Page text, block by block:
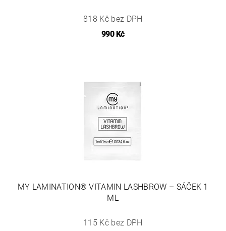
818 Kč bez DPH
990 Kč
MY LAMINATION® VITAMIN LASHBROW – SÁČEK 1
ML
115 Kč bez DPH